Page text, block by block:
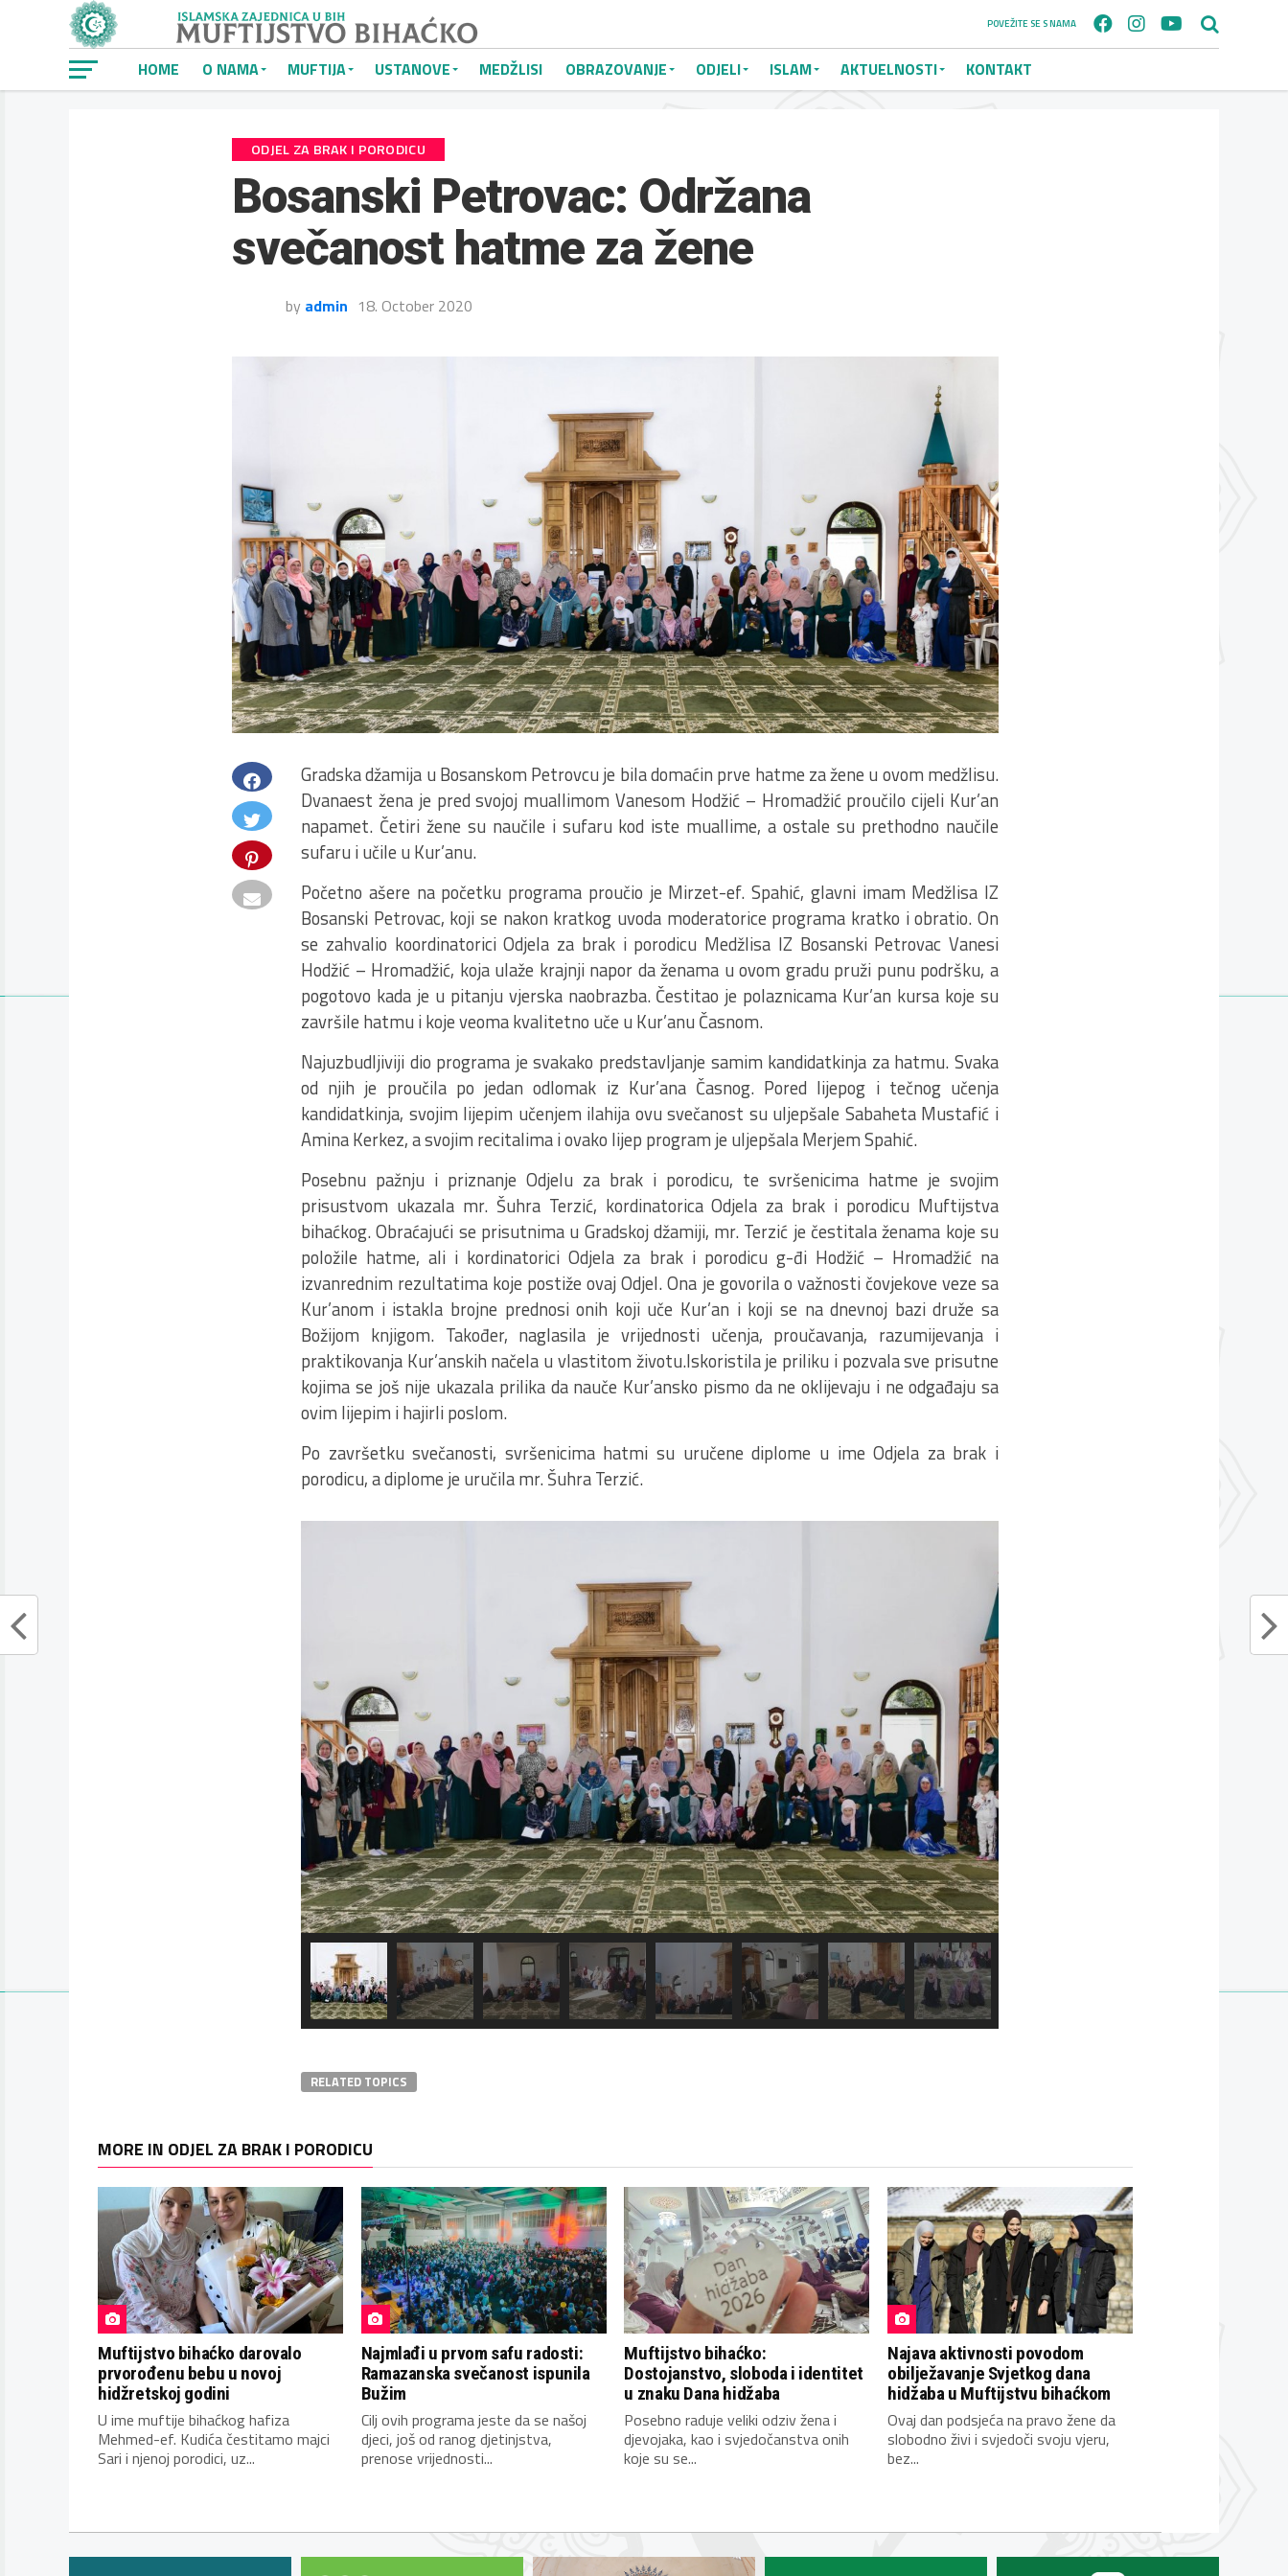
POVEŽITE SE S NAMA
HOME O NAMA MUFTIJA USTANOVE MEDŽLISI OBRAZOVANJE ODJELI ISLAM AKTUELNOSTI KONTAKT
ODJEL ZA BRAK I PORODICU
Bosanski Petrovac: Održana
svečanost hatme za žene
by admin 18. October 2020
Gradska džamija u Bosanskom Petrovcu je bila domaćin prve hatme za žene u ovom medžlisu.
Dvanaest žena je pred svojoj muallimom Vanesom Hodžić – Hromadžić proučilo cijeli Kur’an
napamet. Četiri žene su naučile i sufaru kod iste muallime, a ostale su prethodno naučile
sufaru i učile u Kur’anu.
Početno ašere na početku programa proučio je Mirzet-ef. Spahić, glavni imam Medžlisa IZ
Bosanski Petrovac, koji se nakon kratkog uvoda moderatorice programa kratko i obratio. On
se zahvalio koordinatorici Odjela za brak i porodicu Medžlisa IZ Bosanski Petrovac Vanesi
Hodžić – Hromadžić, koja ulaže krajnji napor da ženama u ovom gradu pruži punu podršku, a
pogotovo kada je u pitanju vjerska naobrazba. Čestitao je polaznicama Kur’an kursa koje su
završile hatmu i koje veoma kvalitetno uče u Kur’anu Časnom.
Najuzbudljiviji dio programa je svakako predstavljanje samim kandidatkinja za hatmu. Svaka
od njih je proučila po jedan odlomak iz Kur’ana Časnog. Pored lijepog i tečnog učenja
kandidatkinja, svojim lijepim učenjem ilahija ovu svečanost su uljepšale Sabaheta Mustafić i
Amina Kerkez, a svojim recitalima i ovako lijep program je uljepšala Merjem Spahić.
Posebnu pažnju i priznanje Odjelu za brak i porodicu, te svršenicima hatme je svojim
prisustvom ukazala mr. Šuhra Terzić, kordinatorica Odjela za brak i porodicu Muftijstva
bihaćkog. Obraćajući se prisutnima u Gradskoj džamiji, mr. Terzić je čestitala ženama koje su
položile hatme, ali i kordinatorici Odjela za brak i porodicu g-đi Hodžić – Hromadžić na
izvanrednim rezultatima koje postiže ovaj Odjel. Ona je govorila o važnosti čovjekove veze sa
Kur’anom i istakla brojne prednosi onih koji uče Kur’an i koji se na dnevnoj bazi druže sa
Božijom knjigom. Također, naglasila je vrijednosti učenja, proučavanja, razumijevanja i
praktikovanja Kur’anskih načela u vlastitom životu.Iskoristila je priliku i pozvala sve prisutne
kojima se još nije ukazala prilika da nauče Kur’ansko pismo da ne oklijevaju i ne odgađaju sa
ovim lijepim i hajirli poslom.
Po završetku svečanosti, svršenicima hatmi su uručene diplome u ime Odjela za brak i
porodicu, a diplome je uručila mr. Šuhra Terzić.
RELATED TOPICS
MORE IN ODJEL ZA BRAK I PORODICU
Muftijstvo bihaćko darovalo
prvorođenu bebu u novoj
hidžretskoj godini
U ime muftije bihaćkog hafiza
Mehmed-ef. Kudića čestitamo majci
Sari i njenoj porodici, uz...
Najmlađi u prvom safu radosti:
Ramazanska svečanost ispunila
Bužim
Cilj ovih programa jeste da se našoj
djeci, još od ranog djetinjstva,
prenose vrijednosti...
Muftijstvo bihaćko:
Dostojanstvo, sloboda i identitet
u znaku Dana hidžaba
Posebno raduje veliki odziv žena i
djevojaka, kao i svjedočanstva onih
koje su se...
Najava aktivnosti povodom
obilježavanje Svjetkog dana
hidžaba u Muftijstvu bihaćkom
Ovaj dan podsjeća na pravo žene da
slobodno živi i svjedoči svoju vjeru,
bez...